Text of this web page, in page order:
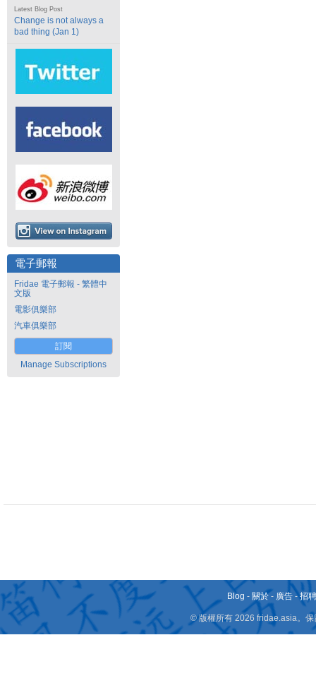
Latest Blog Post
Change is not always a
bad thing (Jan 1)
電子郵報
Fridae 電子郵報 - 繁體中
文版
電影俱樂部
汽車俱樂部
訂閱
Manage Subscriptions
Blog - 關於 - 廣告 -招
© 版權所有 2026 fridae.asia。